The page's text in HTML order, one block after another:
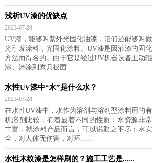
浅析UV漆的优缺点
2023-07-28
UV漆，能够叫紫外光固化油漆，咱们还能够叫做
光引发涂料，光固化涂料。UV漆是因油漆的固化
方法而得名的。由于它是经过UV机器设备主动辊
涂、淋涂到家具板面......
水性UV漆中“水”是什么水？
2023-07-28
在水性UV漆中，水作为溶剂与溶剂型涂料用的有
机溶剂比较，有着显着不同的性质：水资源非常
丰富，就涂料产品而言，可以说取之不尽；水安
全，对人体无伤害，对环......
水性木纹漆是怎样刷的？施工工艺是......